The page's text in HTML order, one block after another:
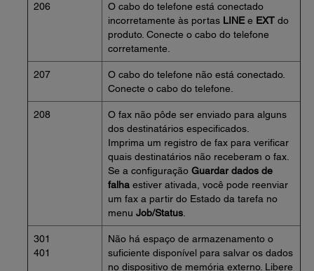
206
O cabo do telefone está conectado
incorretamente às portas LINE e EXT do
produto. Conecte o cabo do telefone
corretamente.
207
O cabo do telefone não está conectado.
Conecte o cabo do telefone.
208
O fax não pôde ser enviado para alguns
dos destinatários especificados.
Imprima um registro de fax para verificar
quais destinatários não receberam o fax.
Se a configuração Guardar dados de
falha estiver ativada, você pode reenviar
um fax a partir do Estado da tarefa no
menu Job/Status
301
401
Não há espaço de armazenamento o
suficiente disponível para salvar os dados
no dispositivo de memória externo. Libere